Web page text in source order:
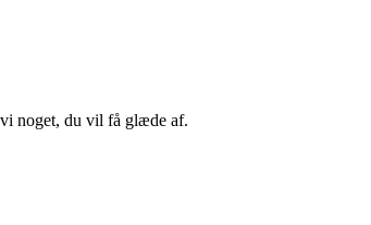
noget, du vil få glæde af.